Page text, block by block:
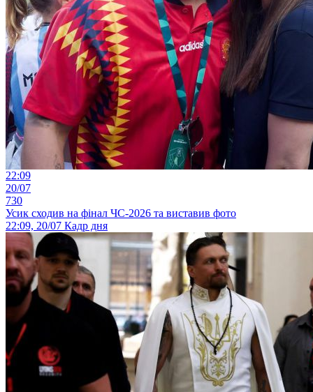
22:09
20/07
730
Усик сходив на фінал ЧС-2026 та виставив фото
22:09, 20/07 Кадр дня